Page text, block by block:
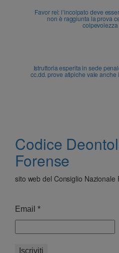
Favor rei: l’incolpato deve
non è raggiunta la prova
colpevolezza
Istruttoria esperita in sede
cc.dd. prove atipiche vale
Codice
Forense
sito web del Consiglio Nazionale
Email *